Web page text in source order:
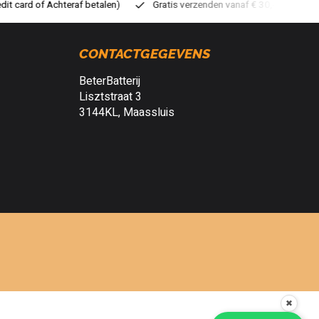
verzenden vanaf € 30,- (NL) Verzendkosten € 2,95 (NL)
CONTACTGEGEVENS
BeterBatterij
Lisztstraat 3
3144KL, Maassluis
✖